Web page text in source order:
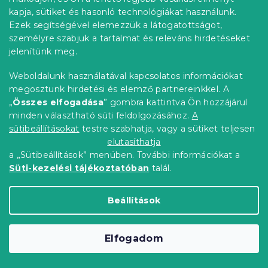
kapja, sütiket és hasonló technológiákat használunk.
Ezek segítségével elemezzük a látogatottságot,
személyre szabjuk a tartalmat és releváns hirdetéseket
jelenítünk meg.
Weboldalunk használatával kapcsolatos információkat
megosztunk hirdetési és elemző partnereinkkel. A
„Összes elfogadása” gombra kattintva Ön hozzájárul
minden választható süti feldolgozásához. A
sütibeállításokat testre szabhatja, vagy a sütiket teljesen
elutasíthatja
a „Sütibeállítások” menüben. További információkat a
Süti-kezelési tájékoztatóban talál.
Beállítások
Elfogadom
Mikroszálas ágyneműhuzat SPRING
BIRDS színes kivitel
Raktáron(>10 db)
4 737 Ft-tól Bővebben
Kedvezménykupon